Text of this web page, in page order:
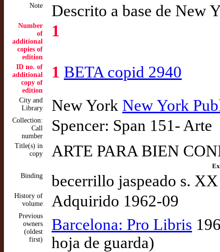
Note Descrito a base de New
Number
of
additional
copies of
edition
1
ID no. of
additional
copy of
edition
1 BETA copid 2940
City and
Library
New York New York
Collection:
Call
number
Spencer: Span 151- Arte
Title(s) in
copy
ARTE PARA BIEN
Binding
becerrillo jaspeado s. XX
History of
volume
Adquirido 1962-09
Previous
owners
(oldest
first)
Barcelona: Pro Libris
hoja de guarda)